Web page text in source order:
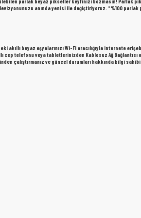
parlak beyaz pikseller keyfinizi bozmasın! Parlak
anında yenisi ile değiştiriyoruz. *%100
akıllı beyaz eşyalarınızı Wi-Fi aracılığıyla internete
cep telefonu veya tabletlerinizden Kablosuz Ağ Bağlantısı
çalıştırmanız ve güncel durumları hakkında bilgi